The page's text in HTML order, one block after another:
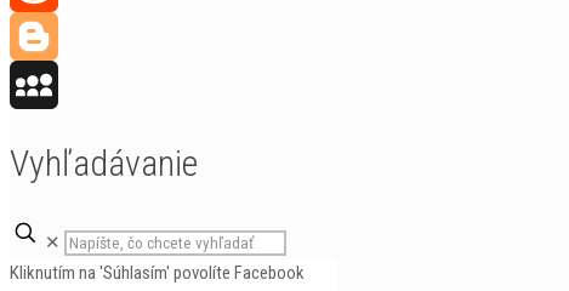
Reddit
Blogger
Vyhľadávanie
✕
Kliknutím na 'Súhlasím' povolíte Facebook